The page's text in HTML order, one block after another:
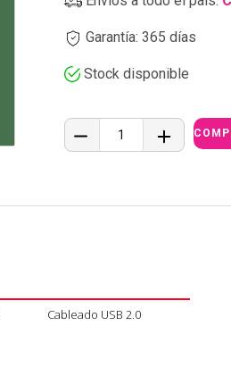
Garantía: 365 días
Stock disponible
Cableado USB 2.0